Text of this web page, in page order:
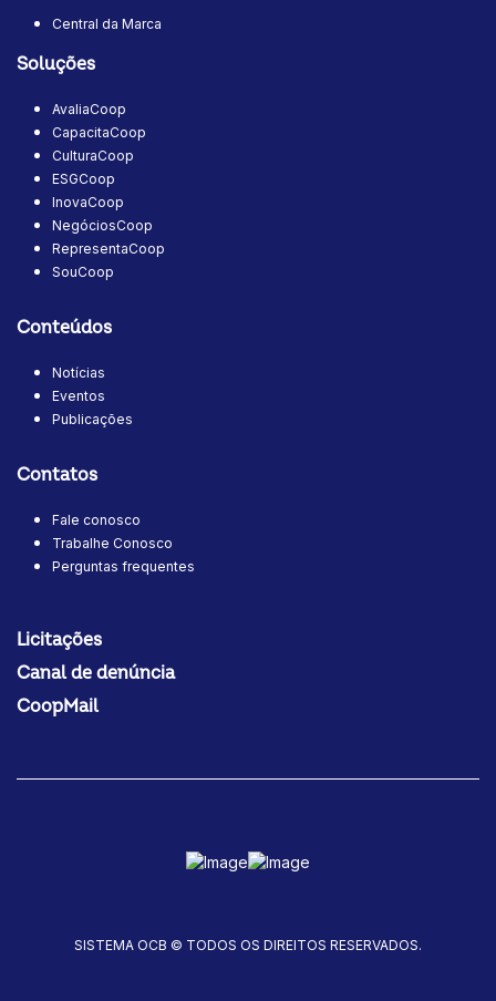
Central da Marca
Soluções
AvaliaCoop
CapacitaCoop
CulturaCoop
ESGCoop
InovaCoop
NegóciosCoop
RepresentaCoop
SouCoop
Conteúdos
Notícias
Eventos
Publicações
Contatos
Fale conosco
Trabalhe Conosco
Perguntas frequentes
Licitações
Canal de denúncia
CoopMail
SISTEMA OCB © TODOS OS DIREITOS RESERVADOS.